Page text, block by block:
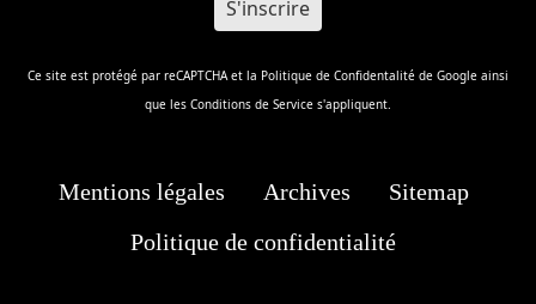
Ce site est protégé par reCAPTCHA et la Politique de Confidentalité de Google ainsi
que les Conditions de Service s'appliquent.
Mentions légales Archives
Sitemap
Politique de confidentialité